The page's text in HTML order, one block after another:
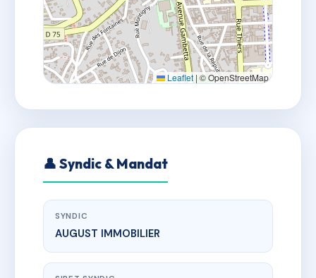
Leaflet | © OpenStreetMap
👤 Syndic & Mandat
SYNDIC
AUGUST IMMOBILIER